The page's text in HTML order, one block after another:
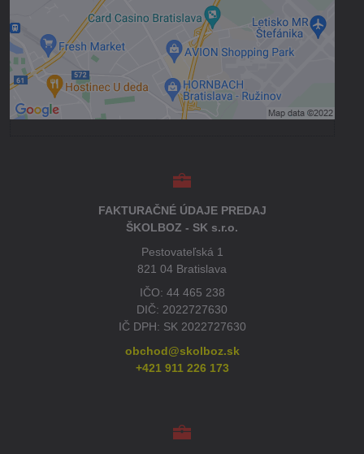
Povoliť tentokrát
Povoliť a zapamätať - súhlas s druhom
cookie: Funkčné
Otvoriť obsah v novom okne
FAKTURAČNÉ ÚDAJE PREDAJ
ŠKOLBOZ - SK s.r.o.
Pestovateľská 1
821 04 Bratislava
IČO: 44 465 238
DIČ: 2022727630
IČ DPH: SK 2022727630
obchod@skolboz.sk
+421 911 226 173